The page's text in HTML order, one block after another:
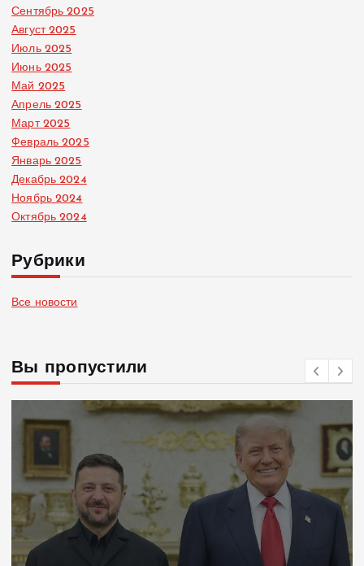
Сентябрь 2025
Август 2025
Июль 2025
Июнь 2025
Май 2025
Апрель 2025
Март 2025
Февраль 2025
Январь 2025
Декабрь 2024
Ноябрь 2024
Октябрь 2024
Рубрики
Все новости
Вы пропустили